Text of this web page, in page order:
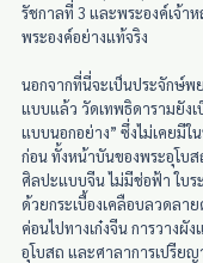
รัชกาลที่ 3 และพระองค์เจ้า
พระองค์อย่างแท้จริง
นอกจากที่นี่จะเป็นประจักษ์พ
แบบแล้ว วัดเทพธิดารามยัง
แบบนอกอย่าง” ซึ่งไม่เคยมี
ก่อน ทั้งหน้าบันของพระอุโบ
ศิลปะแบบจีน ไม่มีช่อฟ้า ใบ
ด้วยกระเบื้องเคลือบลวดลา
ค่อนไปทางเก๋งจีน การวางผั
อุโบสถ และศาลาการเปรียญ